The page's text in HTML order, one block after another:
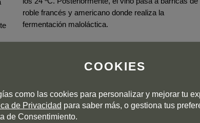
roble francés y americano donde realiza la
fermentación maloláctica.
Crianza de 4 meses en barrica.
COOKIES
como las cookies para personalizar y mejorar tu
de Privacidad para saber más, o gestiona tus
de Consentimiento.